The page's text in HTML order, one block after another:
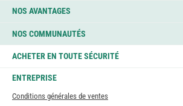
NOS AVANTAGES
NOS COMMUNAUTÉS
ACHETER EN TOUTE SÉCURITÉ
ENTREPRISE
Conditions générales de ventes